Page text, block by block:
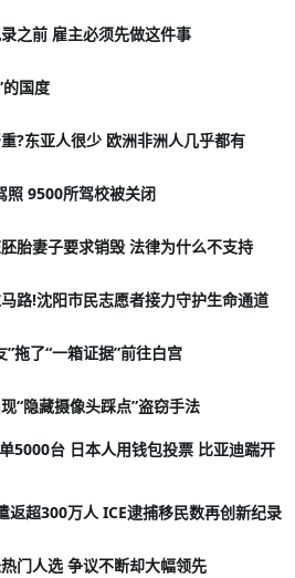
之前 雇主必须先做这件事
的国度
?东亚人很少 欧洲非洲人几乎都有
照 9500所驾校被关闭
胎妻子要求销毁 法律为什么不支持
路!沈阳市民志愿者接力守护生命通道
”拖了“一箱证据”前往白宫
“隐藏摄像头踩点”盗窃手法
5000台 日本人用钱包投票 比亚迪踹开
返超300万人 ICE逮捕移民数再创新纪录
门人选 争议不断却大幅领先